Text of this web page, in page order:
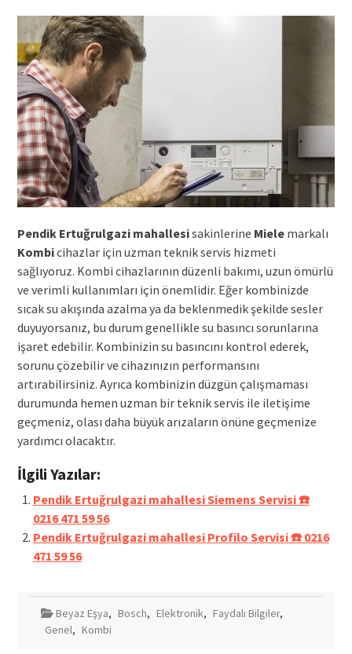
Pendik Ertuğrulgazi mahallesisakinlerine Mielemarkalı
Kombicihazlar için uzman teknik servis hizmeti
sağlıyoruz. Kombi cihazlarının düzenli bakımı, uzun ömürlü
ve verimli kullanımları için önemlidir. Eğer kombinizde
sıcak su akışında azalma ya da beklenmedik şekilde sesler
duyuyorsanız, bu durum genellikle su basıncı sorunlarına
işaret edebilir. Kombinizin su basıncını kontrol ederek,
sorunu çözebilir ve cihazınızın performansını
artırabilirsiniz. Ayrıca kombinizin düzgün çalışmaması
durumunda hemen uzman bir teknik servis ile iletişime
geçmeniz, olası daha büyük arızaların önüne geçmenize
yardımcı olacaktır.
İlgili Yazılar:
Pendik Ertuğrulgazi mahallesi Siemens Servisi ☎️
0216 471 59 56
Pendik Ertuğrulgazi mahallesi Profilo Servisi ☎️ 0216
471 59 56
Beyaz Eşya, Bosch, Elektronik, Faydalı Bilgiler,
Genel, Kombi